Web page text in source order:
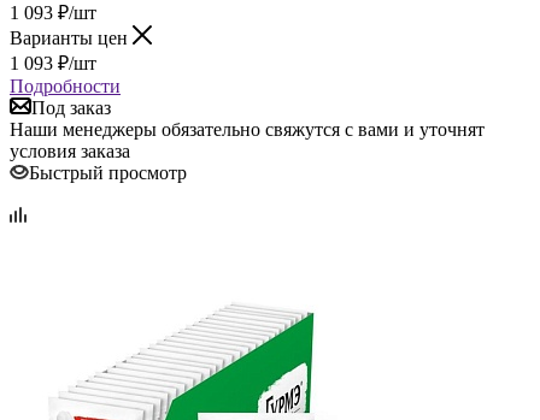
1 093 ₽/шт
Варианты цен
1 093 ₽/шт
Подробности
Под заказ
Наши менеджеры обязательно свяжутся с вами и уточнят
условия заказа
Быстрый просмотр